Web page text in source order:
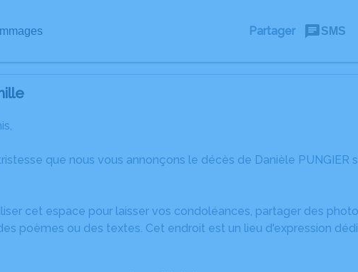
Partager SMS
que nous vous annonçons le décès de Danièle PUNGIER
cet espace pour laisser vos condoléances, partager des
poèmes ou des textes. Cet endroit est un lieu d'expression